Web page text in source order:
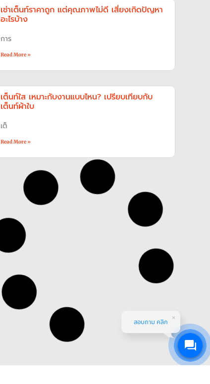
เช่าเต็นท์ราคาถูก แต่คุณภาพไม่ดี เสี่ยงเกิดปัญหา
อะไรบ้าง
การ
Read More »
เต็นท์ใส เหมาะกับงานแบบไหน? เปรียบเทียบกับ
เต็นท์ผ้าใบ
เต็
Read More »
สอบถาม คลิก